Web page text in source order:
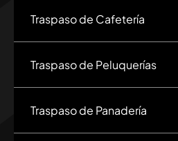
Traspaso de Cafetería
Traspaso de Peluquerías
Traspaso de Panadería